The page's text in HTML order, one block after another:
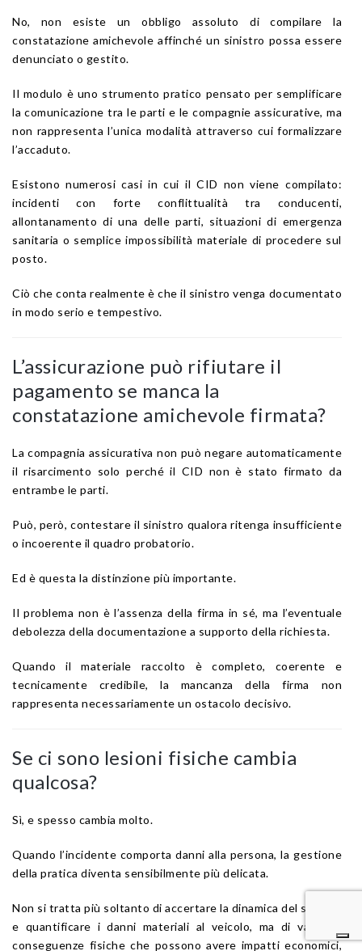
No, non esiste un obbligo assoluto di compilare la
constatazione amichevole affinché un sinistro possa essere
denunciato o gestito.
Il modulo è uno strumento pratico pensato per semplificare
la comunicazione tra le parti e le compagnie assicurative, ma
non rappresenta l’unica modalità attraverso cui formalizzare
l’accaduto.
Esistono numerosi casi in cui il CID non viene compilato:
incidenti con forte conflittualità tra conducenti,
allontanamento di una delle parti, situazioni di emergenza
sanitaria o semplice impossibilità materiale di procedere sul
posto.
Ciò che conta realmente è che il sinistro venga documentato
in modo serio e tempestivo.
L’assicurazione può rifiutare il
pagamento se manca la
constatazione amichevole firmata?
La compagnia assicurativa non può negare automaticamente
il risarcimento solo perché il CID non è stato firmato da
entrambe le parti.
Può, però, contestare il sinistro qualora ritenga insufficiente
o incoerente il quadro probatorio.
Ed è questa la distinzione più importante.
Il problema non è l’assenza della firma in sé, ma l’eventuale
debolezza della documentazione a supporto della richiesta.
Quando il materiale raccolto è completo, coerente e
tecnicamente credibile, la mancanza della firma non
rappresenta necessariamente un ostacolo decisivo.
Se ci sono lesioni fisiche cambia
qualcosa?
Sì, e spesso cambia molto.
Quando l’incidente comporta danni alla persona, la gestione
della pratica diventa sensibilmente più delicata.
Non si tratta più soltanto di accertare la dinamica del sinistro
e quantificare i danni materiali al veicolo, ma di valutare
conseguenze fisiche che possono avere impatti economici,